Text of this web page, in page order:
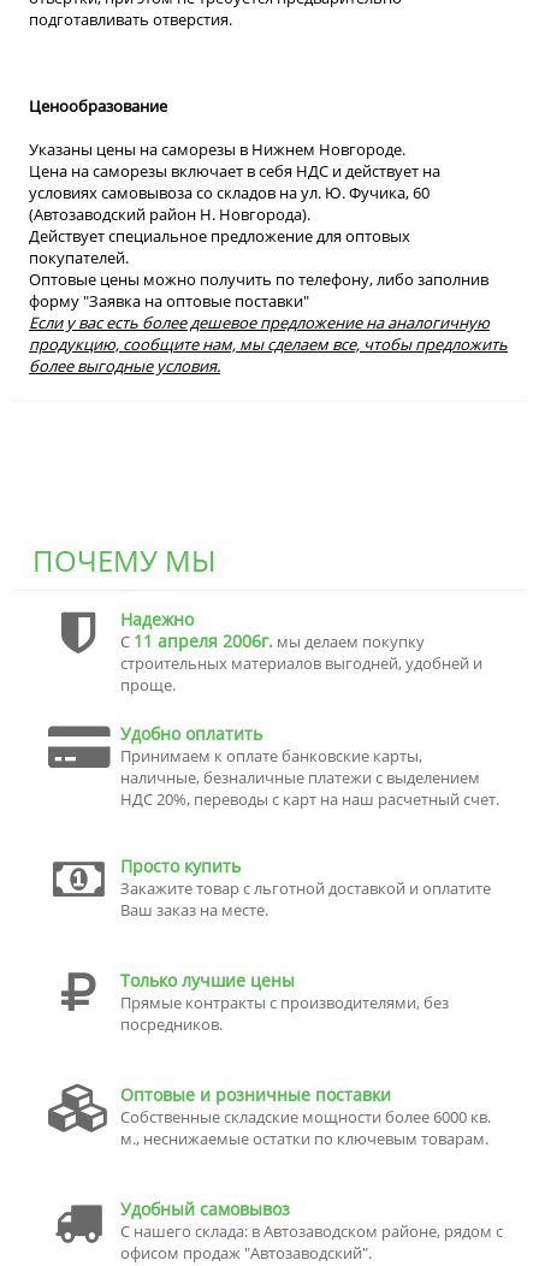
подготавливать отверстия.
Ценообразование
Указаны цены на саморезы в Нижнем Новгороде.
Цена на саморезы включает в себя НДС и действует на
условиях самовывоза со складов на ул. Ю. Фучика, 60
(Автозаводский район Н. Новгорода).
Действует специальное предложение для оптовых
покупателей.
Оптовые цены можно получить по телефону, либо заполнив
форму "Заявка на оптовые поставки"
Если у вас есть более дешевое предложение на аналогичную
продукцию, сообщите нам, мы сделаем все, чтобы предложить
более выгодные условия.
ПОЧЕМУ МЫ
Надежно
С 11 апреля 2006г. мы делаем покупку
строительных материалов выгодней, удобней и
проще.
Удобно оплатить
Принимаем к оплате банковские карты,
наличные, безналичные платежи с выделением
НДС 20%, переводы с карт на наш расчетный счет.
Просто купить
Закажите товар с льготной доставкой и оплатите
Ваш заказ на месте.
Только лучшие цены
Прямые контракты с производителями, без
посредников.
Оптовые и розничные поставки
Собственные складские мощности более 6000 кв.
м., неснижаемые остатки по ключевым товарам.
Удобный самовывоз
С нашего склада: в Автозаводском районе, рядом с
офисом продаж "Автозаводский".